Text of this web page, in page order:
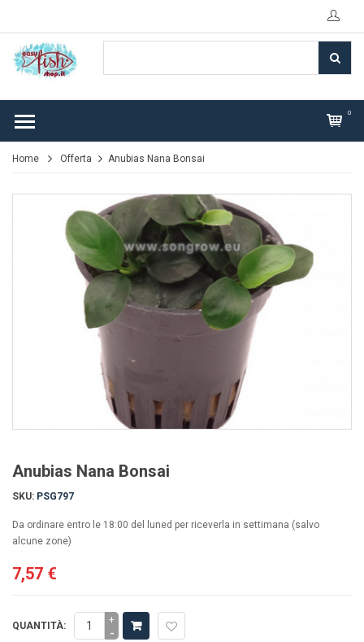
0
Home Offerta Anubias Nana Bonsai
Anubias Nana Bonsai
SKU: PSG797
Da ordinare entro le 18:00 del luned per riceverla in settimana (salvo
alcune zone)
7,57 €
QUANTITÀ: +
-